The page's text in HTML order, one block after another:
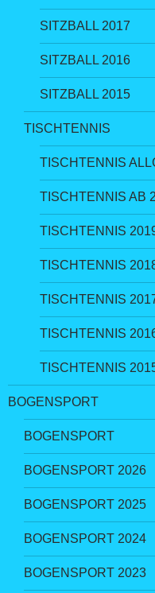
SITZBALL 2017
SITZBALL 2016
SITZBALL 2015
TISCHTENNIS
TISCHTENNIS
TISCHTENNIS AB
TISCHTENNIS
TISCHTENNIS
TISCHTENNIS
TISCHTENNIS
TISCHTENNIS
BOGENSPORT
BOGENSPORT
BOGENSPORT 2026
BOGENSPORT 2025
BOGENSPORT 2024
BOGENSPORT 2023